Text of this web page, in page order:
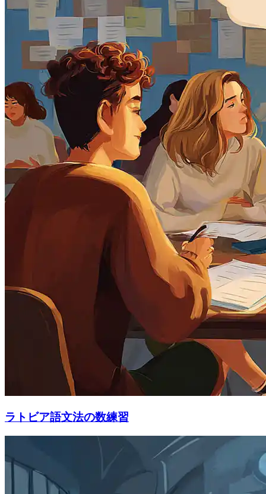
ラトビア語文法の数練習